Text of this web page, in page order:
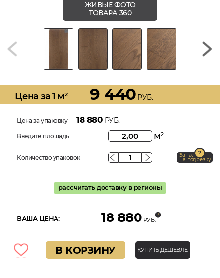
ЖИВЫЕ ФОТО
ТОВАРА 360
Цена за 1 м² 9 440 РУБ.
Цена за упаковку 18 880 РУБ.
Введите площадь м2
Количество упаковок Запас
на подрезку
рассчитать доставку в регионы
ВАША ЦЕНА: 18 880 РУБ.
В КОРЗИНУ КУПИТЬ ДЕШЕВЛЕ